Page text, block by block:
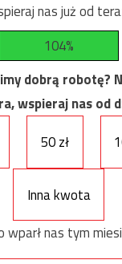
nas już od
104%
dobrą robotę?
wspieraj nas od
50 zł
Inna kwota
wparł nas tym